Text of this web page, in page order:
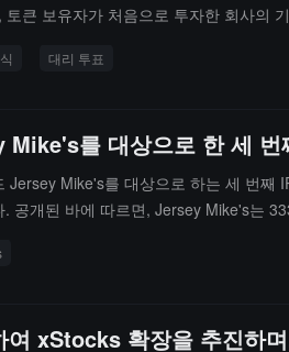
큰 보유자가 처음으로 투자한 회사
니다. 또한, 이 서비스는 Broadridge
대리 투표
를 대상으로 한 세
Mike's를 대상으로 하는 세 번
개된 바에 따르면, Jersey Mike's는
없을 수 있습니다. 배분되지 않은 자
xStocks 확장을 추진하